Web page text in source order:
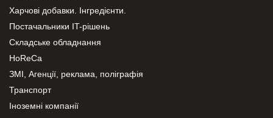
Харчові добавки. Інгредієнти.
Постачальники IT-рішень
Складське обладнання
HoReCa
ЗМІ, Агенції, реклама, поліграфія
Транспорт
Іноземні компанії